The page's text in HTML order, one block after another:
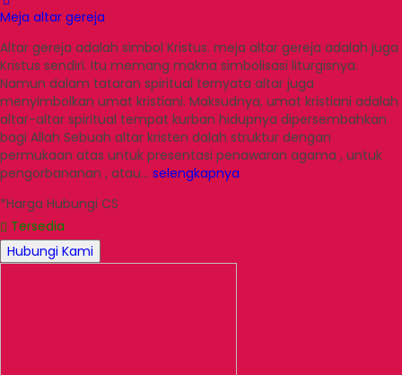
Meja altar gereja
Altar gereja adalah simbol Kristus. meja altar gereja adalah juga
Kristus sendiri. Itu memang makna simbolisasi liturgisnya.
Namun dalam tataran spiritual ternyata altar juga
menyimbolkan umat kristiani. Maksudnya, umat kristiani adalah
altar-altar spiritual tempat kurban hidupnya dipersembahkan
bagi Allah Sebuah altar kristen dalah struktur dengan
permukaan atas untuk presentasi penawaran agama , untuk
pengorbananan , atau… selengkapnya
*Harga Hubungi CS
Tersedia
Hubungi Kami